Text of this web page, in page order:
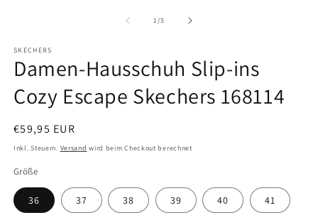
1/von
5
SKECHERS
Damen-Hausschuh Slip-ins
Cozy Escape Skechers 168114
Normaler
Preis
€59,95 EUR
Inkl. Steuern. Versand wird beim Checkout berechnet
Größe
36 37 38 39 40 41